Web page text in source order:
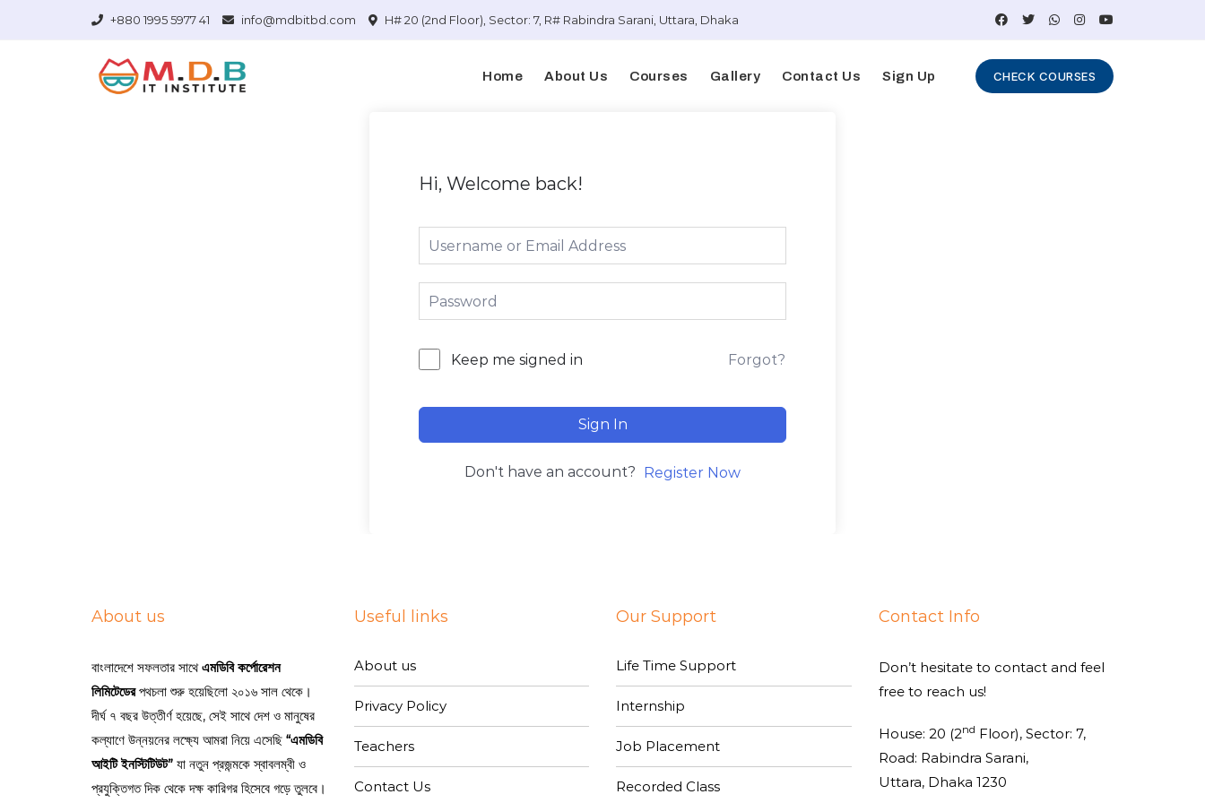
+880 1995 5977 41 info@mdbitbd.com H# 20 (2nd Floor), Sector: 7, R# Rabindra Sarani, Uttara, Dhaka
Home About Us Courses Gallery Contact Us Sign Up CHECK COURSES
Hi, Welcome back!
Keep me signed in Forgot?
Sign In
Don't have an account? Register Now
About us
বাংলাদেশে সফলতার সাথেএমডিবি কর্পোরেশন
লিমিটেডেরপথচলা শুরু হয়েছিলো ২০১৬ সাল থেকে।
দীর্ঘ ৭ বছর উত্তীর্ণ হয়েছে, সেই সাথে দেশ ও মানুষের
কল্যাণে উন্নয়নের লক্ষ্যে আমরা নিয়ে এসেছি “এমডিবি
আইটি ইনস্টিটিউট” যা নতুন প্রজন্মকে স্বাবলম্বী ও
প্রযুক্তিগত দিক থেকে দক্ষ কারিগর হিসেবে গড়ে তুলবে।
Useful links
About us
Privacy Policy
Teachers
Contact Us
Our Support
Life Time Support
Internship
Job Placement
Recorded Class
Contact Info
Don’t hesitate to contact and feel
free to reach us!
House: 20 (2nd Floor), Sector: 7,
Road: Rabindra Sarani,
Uttara, Dhaka 1230